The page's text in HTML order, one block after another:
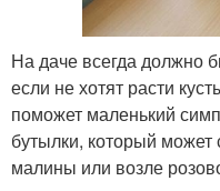
На даче всегда должно
если не хотят расти
поможет маленький
бутылки, который может
малины или возле